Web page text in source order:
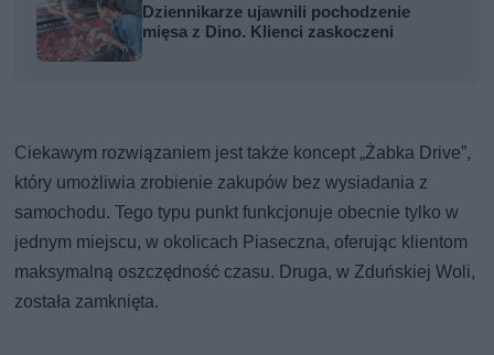
Dziennikarze ujawnili pochodzenie
mięsa z Dino. Klienci zaskoczeni
Ciekawym rozwiązaniem jest także koncept „Żabka Drive”,
który umożliwia zrobienie zakupów bez wysiadania z
samochodu. Tego typu punkt funkcjonuje obecnie tylko w
jednym miejscu, w okolicach Piaseczna, oferując klientom
maksymalną oszczędność czasu. Druga, w Zduńskiej Woli,
została zamknięta.